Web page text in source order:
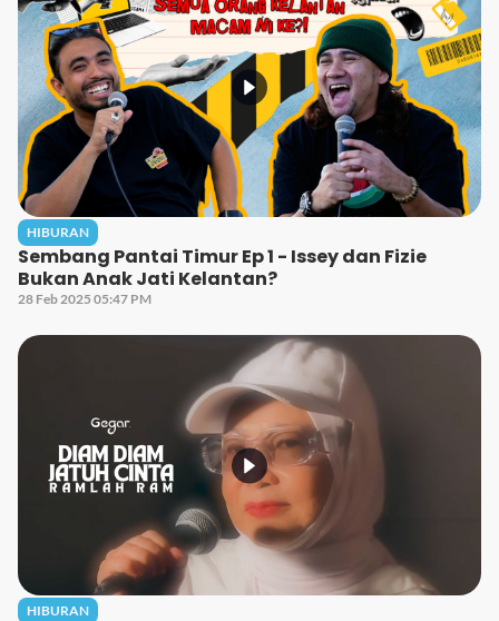
HIBURAN
Sembang Pantai Timur Ep 1 - Issey dan Fizie
Bukan Anak Jati Kelantan?
28 Feb 2025 05:47 PM
HIBURAN